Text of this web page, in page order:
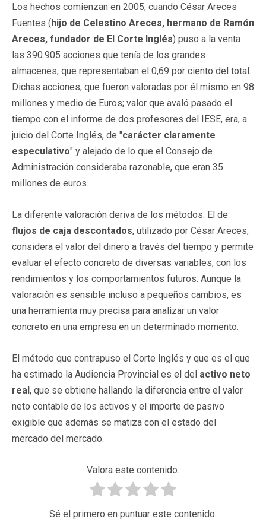
Los hechos comienzan en 2005, cuando César Areces
Fuentes (hijo de Celestino Areces, hermano de Ramón
Areces, fundador de El Corte Inglés) puso a la venta
las 390.905 acciones que tenía de los grandes
almacenes, que representaban el 0,69 por ciento del total.
Dichas acciones, que fueron valoradas por él mismo en 98
millones y medio de Euros; valor que avaló pasado el
tiempo con el informe de dos profesores del IESE, era, a
juicio del Corte Inglés, de "carácter claramente
especulativo" y alejado de lo que el Consejo de
Administración consideraba razonable, que eran 35
millones de euros.
La diferente valoración deriva de los métodos. El de
flujos de caja descontados, utilizado por César Areces,
considera el valor del dinero a través del tiempo y permite
evaluar el efecto concreto de diversas variables, con los
rendimientos y los comportamientos futuros. Aunque la
valoración es sensible incluso a pequeños cambios, es
una herramienta muy precisa para analizar un valor
concreto en una empresa en un determinado momento.
El método que contrapuso el Corte Inglés y que es el que
ha estimado la Audiencia Provincial es el del activo neto
real, que se obtiene hallando la diferencia entre el valor
neto contable de los activos y el importe de pasivo
exigible que además se matiza con el estado del
mercado del mercado.
Valora este contenido.
Sé el primero en puntuar este contenido.